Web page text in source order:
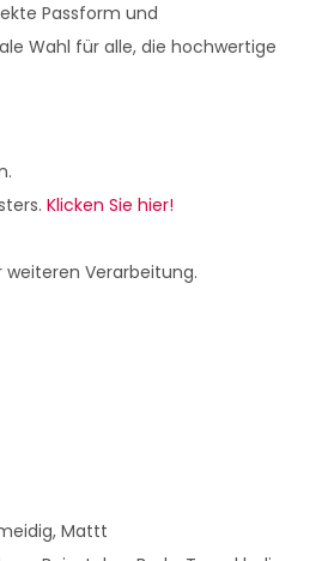
Passform und
Wahl für alle, die hochwertige
Klicken Sie hier!
Verarbeitung.
Mattt